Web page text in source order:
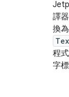
譯
換
程
字標